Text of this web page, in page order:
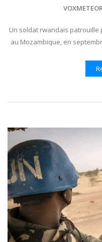
Un soldat rwandais patrouille
au Mozambique, en